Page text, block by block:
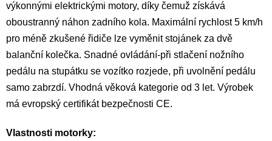
výkonnými elektrickými motory, díky čemuž získává
oboustranný náhon zadního kola. Maximální rychlost 5 km/h
pro méně zkušené řidiče lze vyměnit stojánek za dvě
balanční kolečka. Snadné ovládání-při stlačení nožního
pedálu na stupátku se vozítko rozjede, při uvolnění pedálu
samo zabrzdí. Vhodná věková kategorie od 3 let. Výrobek
má evropský certifikát bezpečnosti CE.
Vlastnosti motorky: